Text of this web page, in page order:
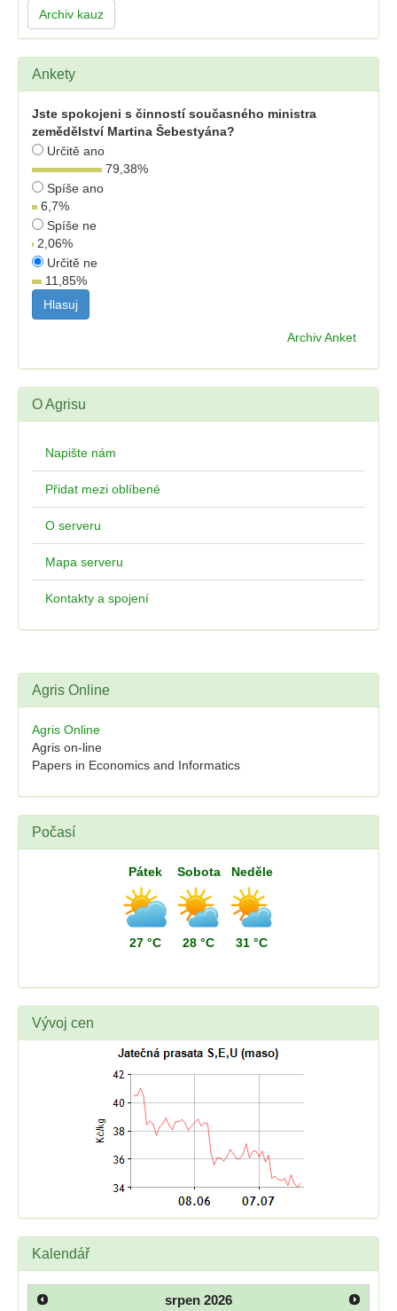
Archiv kauz
Ankety
Jste spokojeni s činností současného ministra
zemědělství Martina Šebestyána?
Určitě ano
79,38%
Spíše ano
6,7%
Spíše ne
2,06%
Určitě ne
11,85%
Archiv Anket
O Agrisu
Napište nám
Přidat mezi oblíbené
O serveru
Mapa serveru
Kontakty a spojení
Agris Online
Agris Online
Agris on-line
Papers in Economics and Informatics
Počasí
Pátek
27 °C
Sobota
28 °C
Neděle
31 °C
Vývoj cen
Kalendář
srpen 2026